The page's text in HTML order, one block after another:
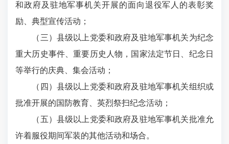
和政府及驻地军事机关开展的面向退役军人的表彰奖
励、典型宣传活动；
（三）县级以上党委和政府及驻地军事机关为纪念
重大历史事件、重要历史人物，国家法定节日、纪念日
等举行的庆典、集会活动；
（四）县级以上党委和政府及驻地军事机关组织或
批准开展的国防教育、英烈祭扫纪念活动；
（五）县级以上党委和政府及驻地军事机关批准允
许着服役期间军装的其他活动和场合。